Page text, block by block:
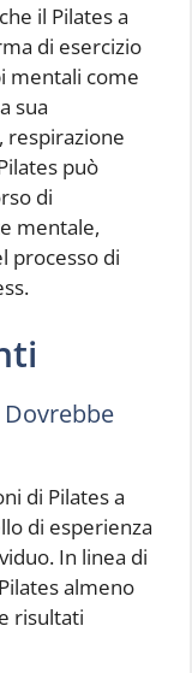
il Pilates a
di esercizio
mentali come
sua
respirazione
può
di
mentale,
processo di
di Pilates a
di esperienza
In linea di
almeno
risultati